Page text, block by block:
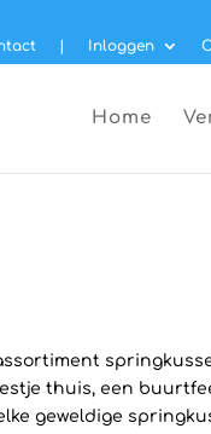
Inloggen
Home
thuis, een
geweldige